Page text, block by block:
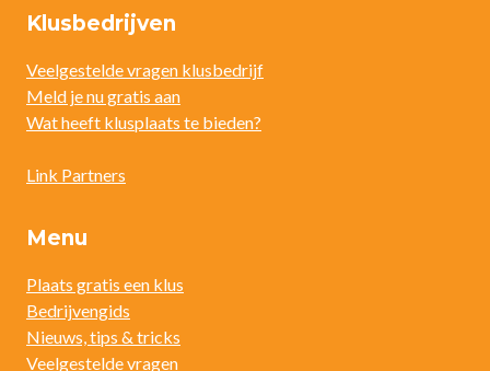
Klusbedrijven
Veelgestelde vragen klusbedrijf
Meld je nu gratis aan
Wat heeft klusplaats te bieden?
Link Partners
Menu
Plaats gratis een klus
Bedrijvengids
Nieuws, tips & tricks
Veelgestelde vragen